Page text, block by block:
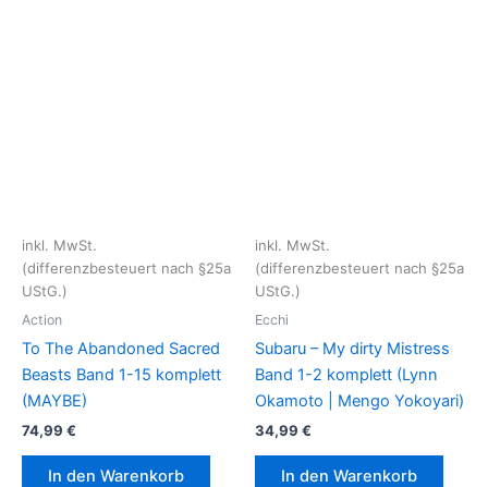
inkl. MwSt.
(differenzbesteuert nach §25a
UStG.)
Action
To The Abandoned Sacred
Beasts Band 1-15 komplett
(MAYBE)
74,99 €
In den Warenkorb
inkl. MwSt.
(differenzbesteuert nach §25a
UStG.)
Ecchi
Subaru – My dirty Mistress
Band 1-2 komplett (Lynn
Okamoto | Mengo Yokoyari)
34,99 €
In den Warenkorb